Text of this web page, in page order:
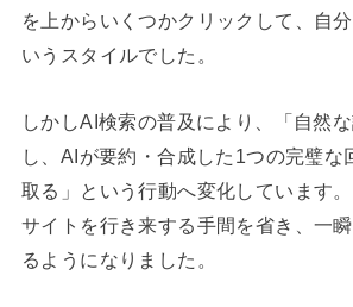
を上からいくつかクリックして、自
いうスタイルでした。
しかしAI検索の普及により、「自然
し、AIが要約・合成した1つの完璧な
取る」という行動へ変化しています
サイトを行き来する手間を省き、一
るようになりました。